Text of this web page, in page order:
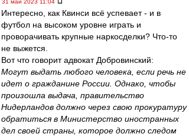
31 май 2023 11:04
Интересно, как Квинси всё успевает - и в
футбол на высоком уровне играть и
проворачивать крупные наркосделки? Что-то
не выжется.
Вот что говорит адвокат Добровинский:
Могут выдать любого человека, если речь не
идет о гражданине России. Однако, чтобы
произошла выдача, правительство
Нидерландов должно через свою прокуратуру
обратиться в Министерство иностранных
дел своей страны, которое должно следом